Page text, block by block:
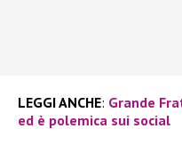
LEGGI ANCHE: Grande
ed è polemica sui social